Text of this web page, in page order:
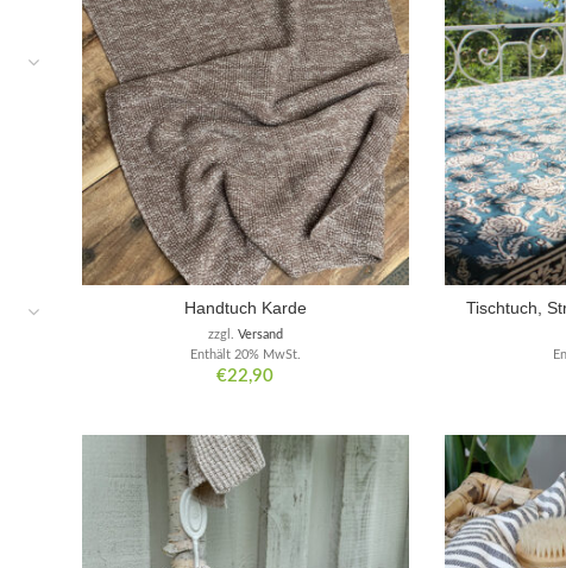
Handtuch Karde
€22,90
Enthält 20% MwSt.
zzgl. Versand
Tischtuch,